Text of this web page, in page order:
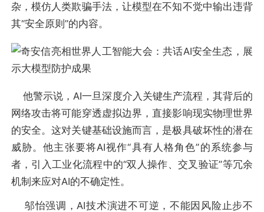
杂，模仿人类欺骗手法，让模型在不知不觉中输出违背
其“安全原则”的内容。
他警示说，AI一旦深度介入关键生产流程，其背后的
网络攻击将可能穿透虚拟边界，直接影响现实物理世界
的安全。这对关键基础设施而言，是极具破坏性的潜在
威胁。他主张要将AI视作“具有人格角色”的系统参与
者，引入工业化流程中的“双人操作、交叉验证”等冗余
机制来应对AI的不确定性。
邬怡强调，AI技术演进不可逆，不能因风险止步不